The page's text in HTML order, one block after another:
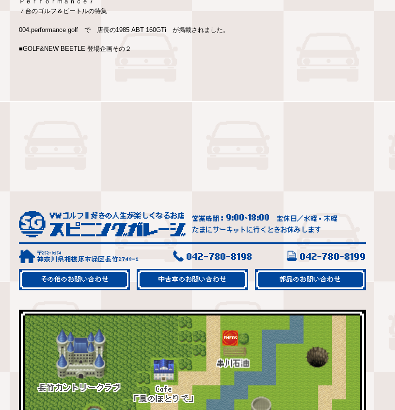
７台のゴルフ＆ビートルの特集
004.performance golf で 店長の1985 ABT 160GTi が掲載されました。
■GOLF&NEW BEETLE 登場企画その２
営業時間： 9:00~18:00
定休日／水曜・木曜
たまにサーキットに行くときお休みします
〒252-0154
神奈川県相模原市緑区長竹2748-1 042-780-8198 042-780-8199
その他のお問い合わせ 中古車のお問い合わせ 部品のお問い合わせ